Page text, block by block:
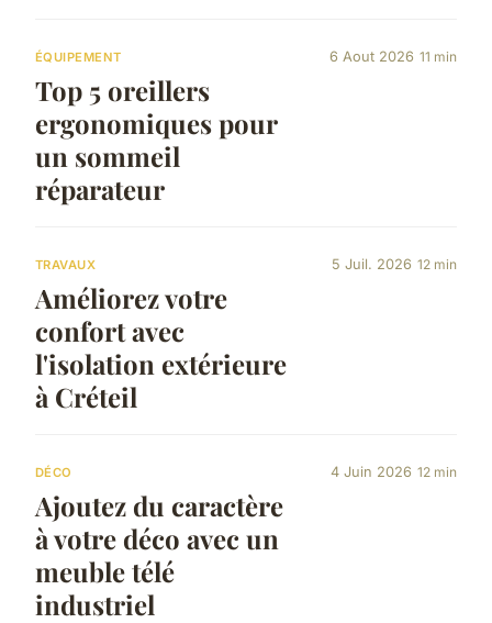
ÉQUIPEMENT
Top 5 oreillers
ergonomiques pour
un sommeil
réparateur
6 Aout 2026 11 min
TRAVAUX
Améliorez votre
confort avec
l'isolation extérieure
à Créteil
5 Juil. 2026 12 min
DÉCO
Ajoutez du caractère
à votre déco avec un
meuble télé
industriel
4 Juin 2026 12 min